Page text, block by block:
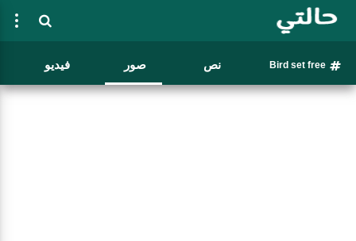
Bird set free نص صور فيديو